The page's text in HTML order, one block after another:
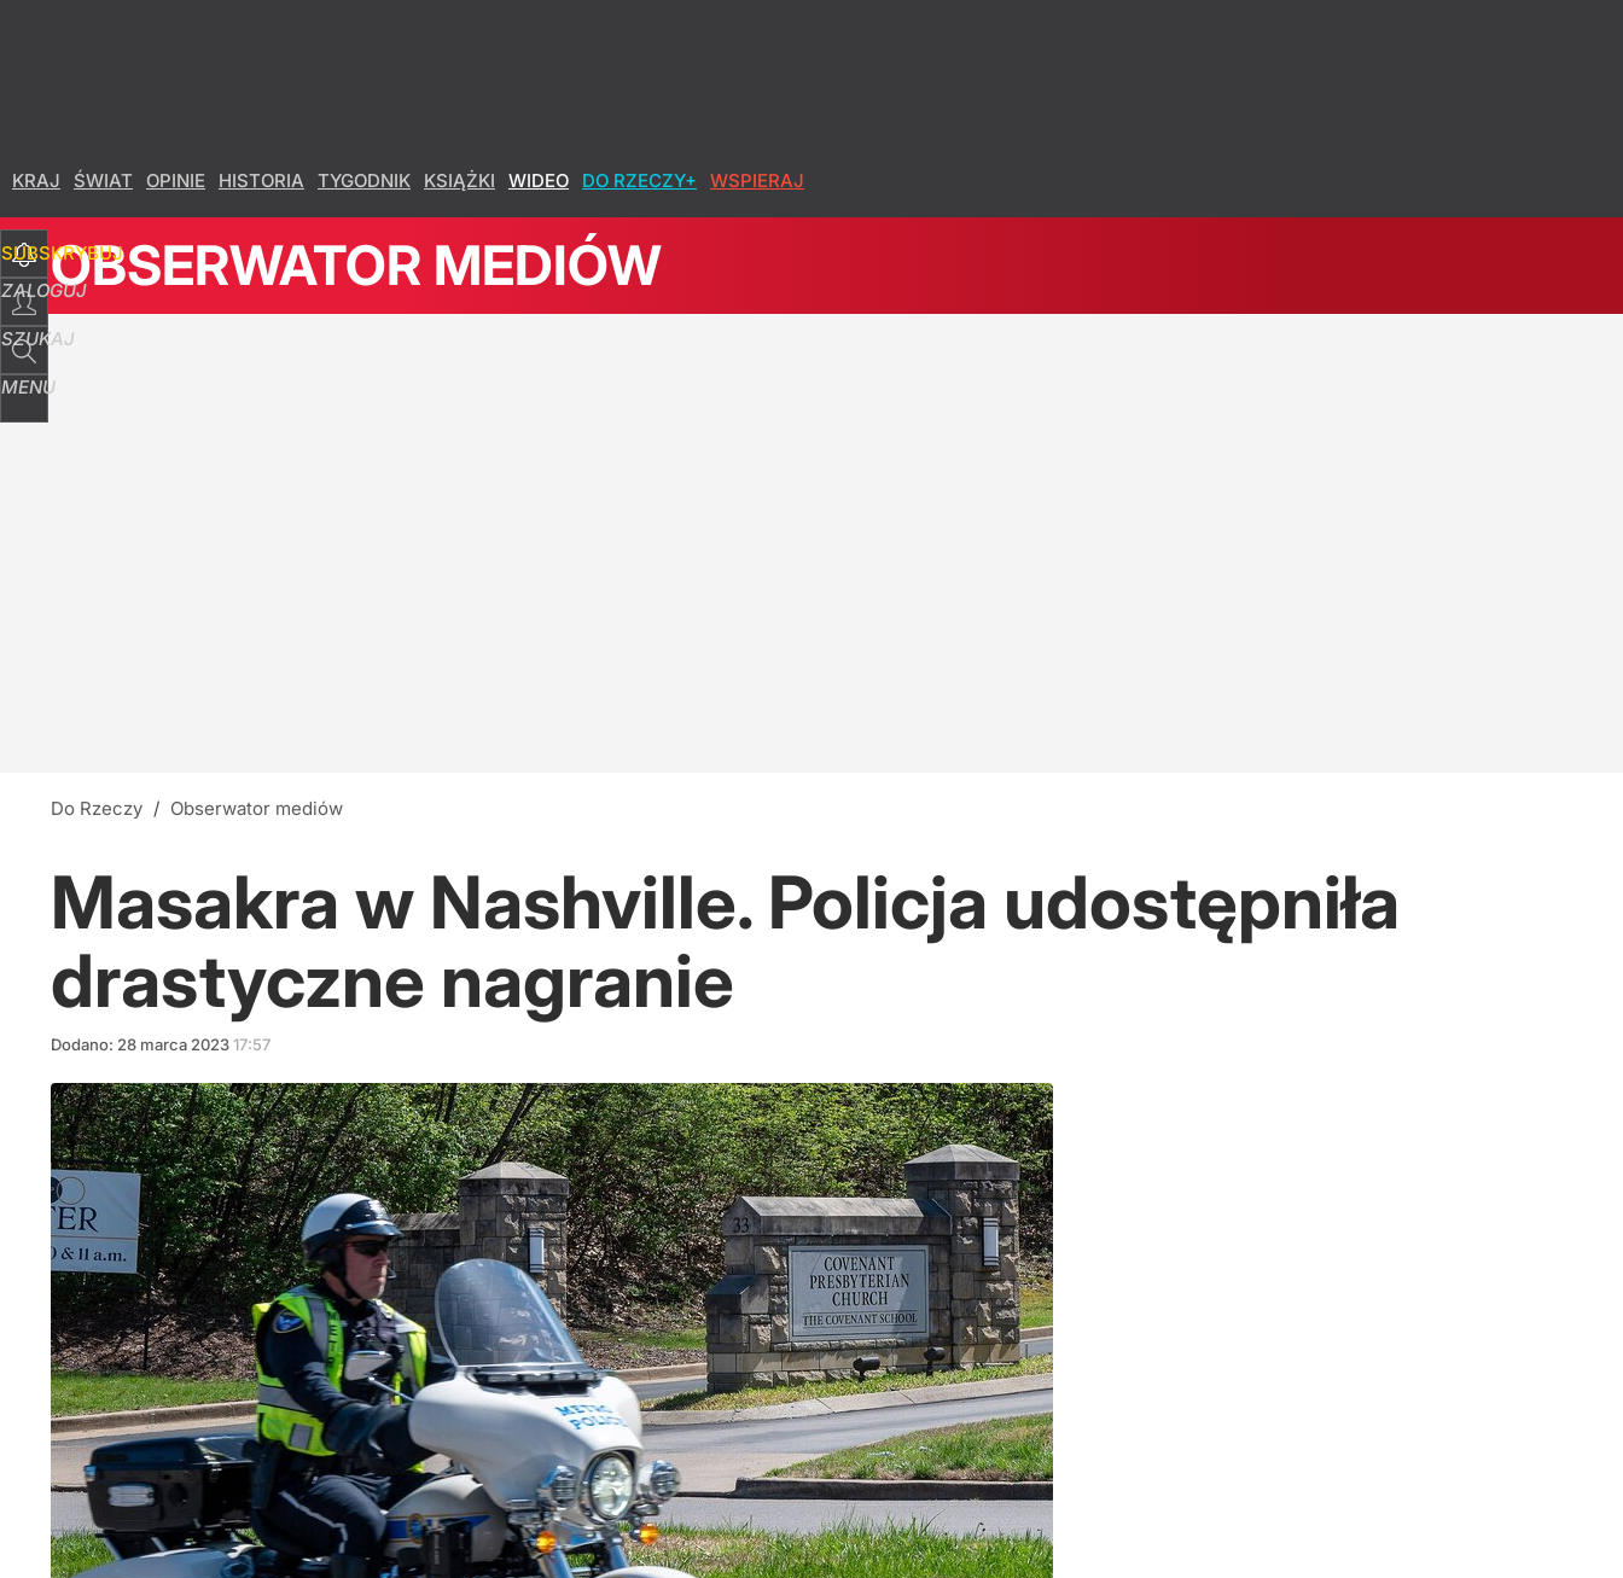
KRAJ ŚWIAT OPINIE HISTORIA TYGODNIK KSIĄŻKI WIDEO DO RZECZY+ WSPIERAJ
SUBSKRYBUJ
ZALOGUJ
SZUKAJ
MENU
OBSERWATOR MEDIÓW
Do Rzeczy / Obserwator mediów
Masakra w Nashville. Policja udostępniła
drastyczne nagranie
Dodano: 28 marca 202317:57